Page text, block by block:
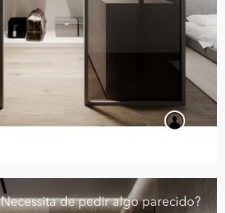
Necessita de pedir algo parecido?